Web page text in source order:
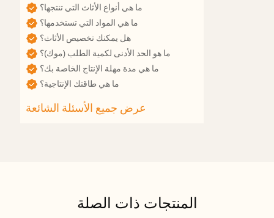
ما هي أنواع الأثاث التي تنتجها؟
ما هي المواد التي تستخدمها؟
هل يمكنك تخصيص الأثاث؟
ما هو الحد الأدنى لكمية الطلب (موك)؟
ما هي طاقتك الإنتاجية؟
المنتجات ذات الصلة